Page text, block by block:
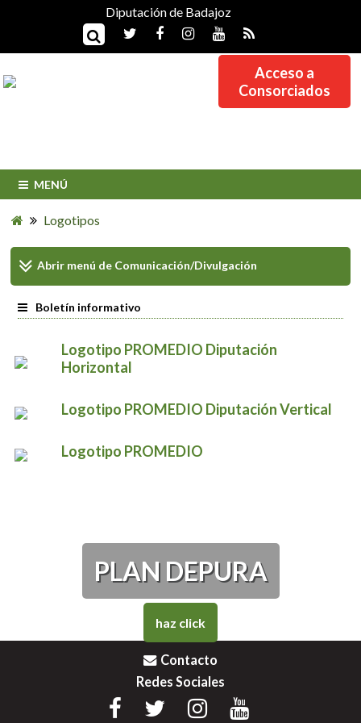
Diputación de Badajoz
Acceso a
Consorciados
MENÚ
Logotipos
Logotipo PROMEDIO Diputación
Horizontal
Logotipo PROMEDIO Diputación Vertical
Logotipo PROMEDIO
Abrir menú de Comunicación/Divulgación
Boletín informativo
PLAN DEPURA
haz click
Contacto
Redes Sociales